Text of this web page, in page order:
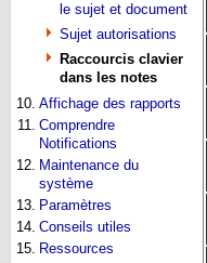
le sujet et document
Sujet autorisations
Raccourcis clavier
dans les notes
10. Affichage des rapports
11. Comprendre
Notifications
12. Maintenance du
système
13. Paramètres
14. Conseils utiles
15. Ressources